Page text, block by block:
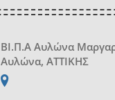
ΒΙ.Π.Α Αυλώνα
Αυλώνα, ΑΤΤΙΚΗΣ